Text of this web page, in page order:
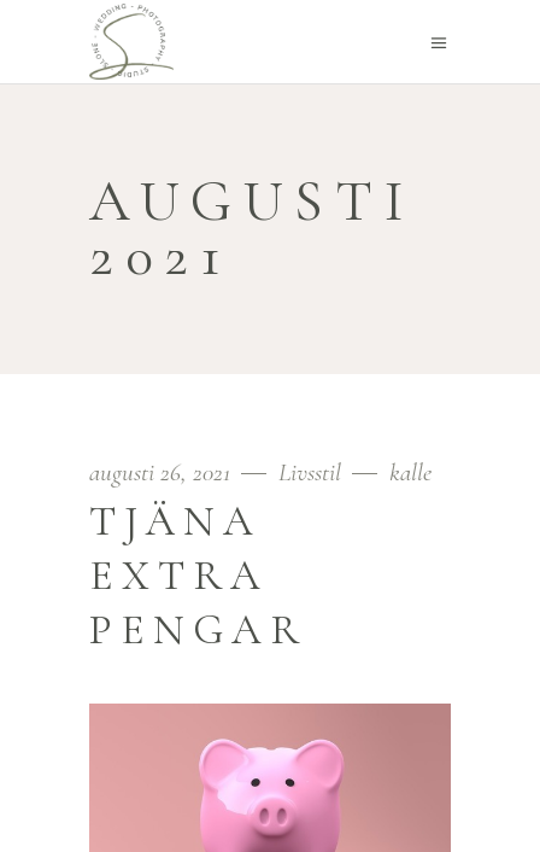
AUGUSTI
2021
augusti 26, 2021 Livsstil kalle
TJÄNA
EXTRA
PENGAR